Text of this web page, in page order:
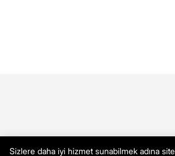
Sizlere daha iyi hizmet sunabilmek adına